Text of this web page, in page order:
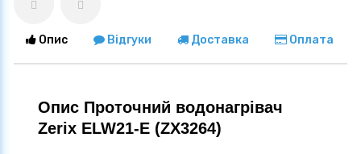
Опис Відгуки Доставка Оплата
Опис Проточний водонагрівач
Zerix ELW21-E (ZX3264)